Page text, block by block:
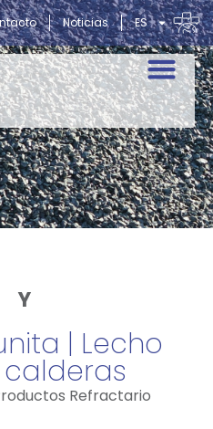
Noticias ES
Y
| Lecho
Refractario